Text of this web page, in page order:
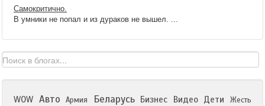
Самокритично.
В умники не попал и из дураков не вышел. ...
WOW Авто Армия Беларусь Бизнес Видео Дети
Жесть